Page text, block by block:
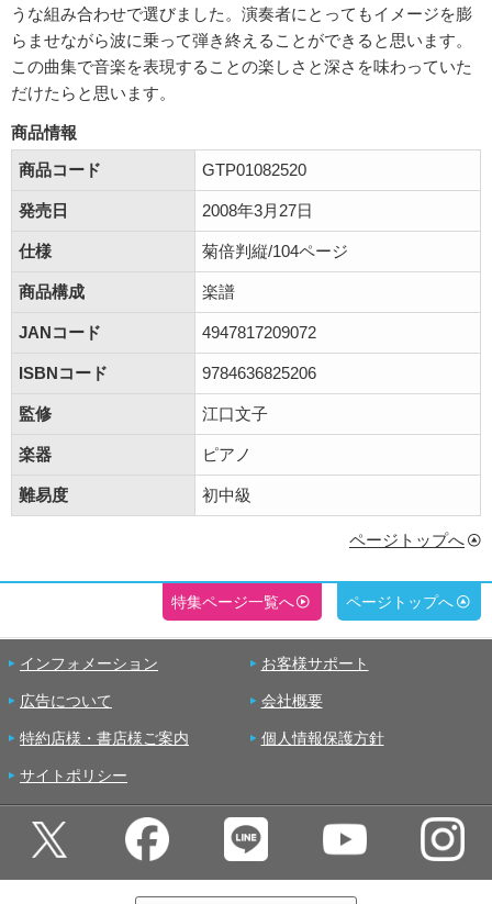
うな組み合わせで選びました。演奏者にとってもイメージを膨
らませながら波に乗って弾き終えることができると思います。
この曲集で音楽を表現することの楽しさと深さを味わっていた
だけたらと思います。
商品情報
商品コード
GTP01082520
発売日 2008年3月27日
仕様 菊倍判縦/104ページ
商品構成 楽譜
JANコード 4947817209072
ISBNコード 9784636825206
監修 江口文子
楽器 ピアノ
難易度 初中級
ページトップへ
特集ページ一覧へ ページトップへ
インフォメーション お客様サポート
広告について 会社概要
特約店様・書店様ご案内 個人情報保護方針
サイトポリシー